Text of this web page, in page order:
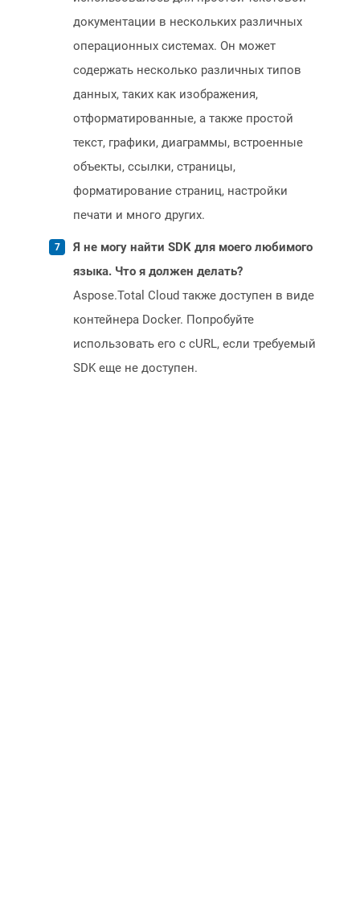
документации в нескольких различных
операционных системах. Он может
содержать несколько различных типов
данных, таких как изображения,
отформатированные, а также простой
текст, графики, диаграммы, встроенные
объекты, ссылки, страницы,
форматирование страниц, настройки
печати и много других.
Я не могу найти SDK для моего любимого
языка. Что я должен делать?
Aspose.Total Cloud также доступен в виде
контейнера Docker. Попробуйте
использовать его с cURL, если требуемый
SDK еще не доступен.